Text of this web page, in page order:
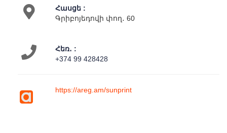
Կապ
Գործունեություն
Հասցե :
Գրիբոյեդովի փող․ 60
Հեռ․ :
+374 99 428428
https://areg.am/sunprint